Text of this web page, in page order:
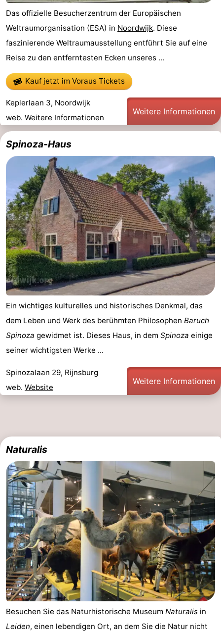
Route
-
Parken
Reisebuchshop
Adressen
Region
Nordholland
Natur
Schoorlse
Duinen
-
Bergen
aan
Zee
Bergen
-
Alkmaar
-
Egmond
aan
Zee
-
Noordhollands
duinreservaat
-
Wijk
Zee
-
Zuid-
Amsterdam
-
Südholland
-
Natur
Hollands
Duin
-
Katwijk
-
Scheveningen
-
Den
Haag
-
Rotterdam
-
Rockanje
Wetter
Kontakt
Das offizielle Besucherzentrum der Europäischen
Weltraumorganisation (ESA) in Noordwijk. Diese
faszinierende Weltraumausstellung entführt Sie auf eine
Reise zu den entferntesten Ecken unseres ...
Kauf jetzt im Voraus Tickets
Keplerlaan 3, Noordwijk
web. Weitere Informationen
Weitere Informationen
Spinoza-Haus
Ein wichtiges kulturelles und historisches Denkmal, das
dem Leben und Werk des berühmten Philosophen Baruch
Spinoza gewidmet ist. Dieses Haus, in dem Spinoza einige
seiner wichtigsten Werke ...
Spinozalaan 29, Rijnsburg
web. Website
Weitere Informationen
Naturalis
Besuchen Sie das Naturhistorische Museum Naturalis in
Leiden, einen lebendigen Ort, an dem Sie die Natur nicht